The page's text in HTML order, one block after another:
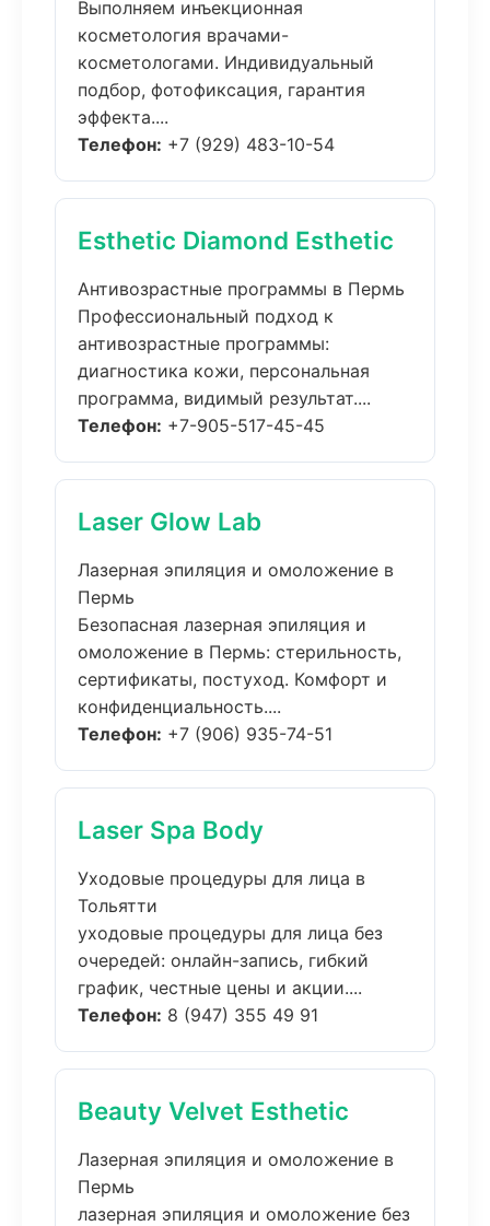
Выполняем инъекционная
косметология врачами-
косметологами. Индивидуальный
подбор, фотофиксация, гарантия
эффекта....
Телефон: +7 (929) 483-10-54
Esthetic Diamond Esthetic
Антивозрастные программы в Пермь
Профессиональный подход к
антивозрастные программы:
диагностика кожи, персональная
программа, видимый результат....
Телефон: +7-905-517-45-45
Laser Glow Lab
Лазерная эпиляция и омоложение в
Пермь
Безопасная лазерная эпиляция и
омоложение в Пермь: стерильность,
сертификаты, постуход. Комфорт и
конфиденциальность....
Телефон: +7 (906) 935-74-51
Laser Spa Body
Уходовые процедуры для лица в
Тольятти
уходовые процедуры для лица без
очередей: онлайн-запись, гибкий
график, честные цены и акции....
Телефон: 8 (947) 355 49 91
Beauty Velvet Esthetic
Лазерная эпиляция и омоложение в
Пермь
лазерная эпиляция и омоложение без